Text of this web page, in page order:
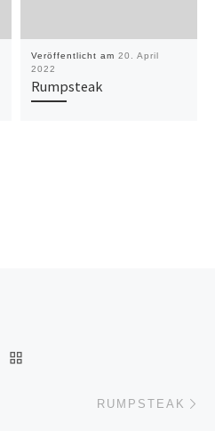
Veröffentlicht am 20. April
2022
Rumpsteak
RUMPSTEAK